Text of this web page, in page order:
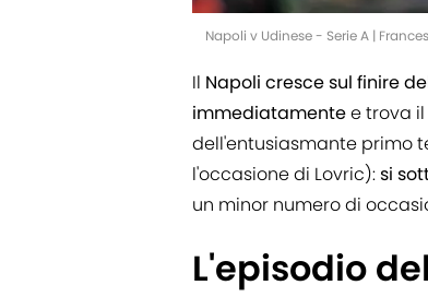
Napoli v Udinese - Serie A |
Il Napoli cresce sul finire
immediatamentee trova
dell'entusiasmante primo
l'occasione di Lovric):si
un minor numero di
L'episodio